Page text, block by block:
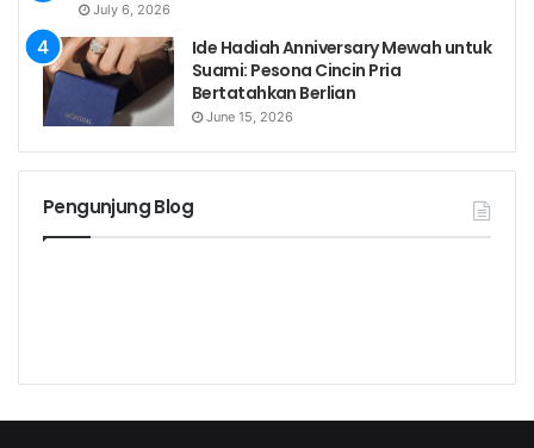
July 6, 2026
Ide Hadiah Anniversary Mewah untuk
Suami: Pesona Cincin Pria
Bertatahkan Berlian
June 15, 2026
Pengunjung Blog